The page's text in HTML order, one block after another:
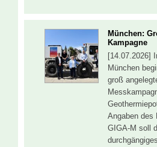
München:
Kampagne
[14.07.2026]
München
groß
Angaben des
GIGA-M soll